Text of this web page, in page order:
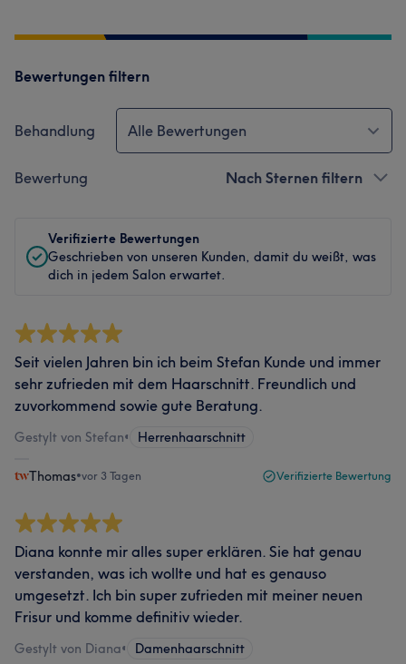
Bewertungen filtern
Behandlung Alle Bewertungen
Bewertung Nach Sternen filtern
Verifizierte Bewertungen
Geschrieben von unseren Kunden, damit du weißt, was
dich in jedem Salon erwartet.
Seit vielen Jahren bin ich beim Stefan Kunde und immer
sehr zufrieden mit dem Haarschnitt. Freundlich und
zuvorkommend sowie gute Beratung.
Gestylt von Stefan• Herrenhaarschnitt
Thomas•vor 3 Tagen Verifizierte Bewertung
Diana konnte mir alles super erklären. Sie hat genau
verstanden, was ich wollte und hat es genauso
umgesetzt. Ich bin super zufrieden mit meiner neuen
Frisur und komme definitiv wieder.
Gestylt von Diana• Damenhaarschnitt